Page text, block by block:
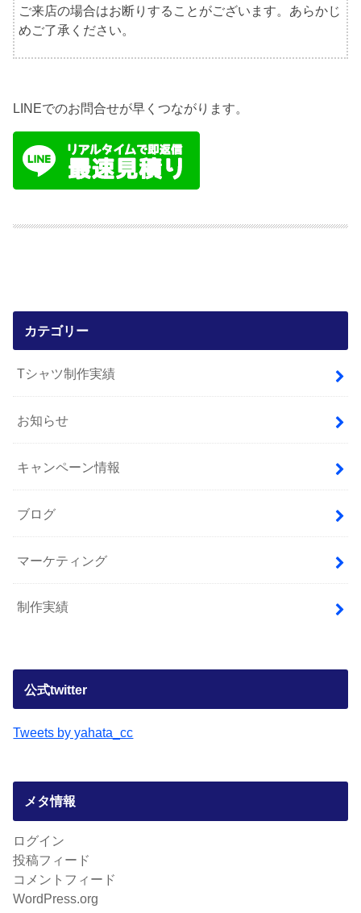
ご来店の場合はお断りすることがございます。あらかじ
めご了承ください。
LINEでのお問合せが早くつながります。
カテゴリー
Tシャツ制作実績
お知らせ
キャンペーン情報
ブログ
マーケティング
制作実績
公式twitter
Tweets by yahata_cc
メタ情報
ログイン
投稿フィード
コメントフィード
WordPress.org